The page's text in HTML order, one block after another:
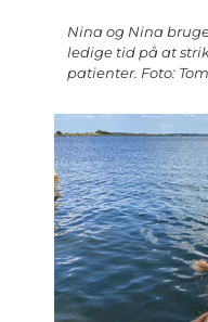
Nina og Nina
ledige tid på at
patienter. Foto: